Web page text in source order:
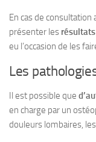
En cas de consultation
présenter les
eu l’occasion de les
Les
Il est possible que
en charge par un
douleurs lombaires, les